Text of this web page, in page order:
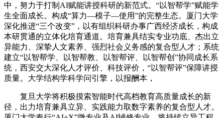
中，努力于打制AI赋能讲授科研的新范式。“以智帮学”赋能学
生全面成长。构成“算力—模子—使用”的完整生态。厦门大学
深化推进“三个改变”，以有组织科研办事广西经济成长，构成
本研贯通的立体化培育通道。培育兼具结实专业功底、杰出立
异能力、深挚人文素养、强烈社会义务感的复合型人才；系统
建立“以智帮学、以智帮教、以智帮评、以智帮创”协同成长系
统，西安交大深化人才评价、科技评价，“以智帮评”保障讲授
质量。大学结构学科学问引擎，以报酬本，
复旦大学将积极摸索智能时代高档教育高质量成长的新
径，出力培育兼具立异、实践能力取数字素养的复合型人才。